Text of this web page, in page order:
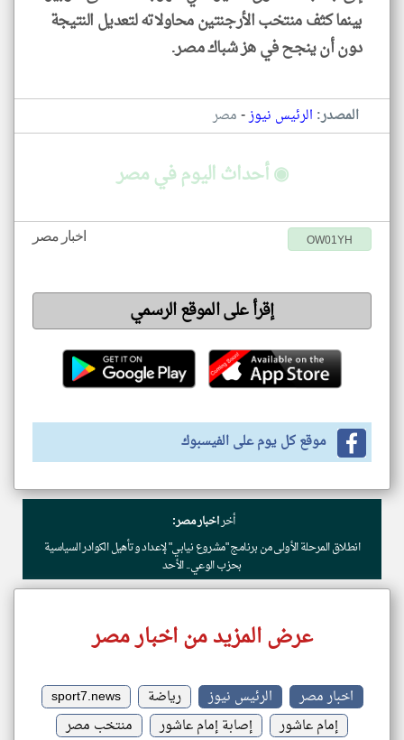
بينما كثف منتخب الأرجنتين محاولاته لتعديل النتيجة
دون أن ينجح في هز شباك مصر.
المصدر: الرئيس نيوز-مصر
◉ أحداث اليوم في مصر
اخبار مصر OW01YH
إقرأ على الموقع الرسمي
موقع كل يوم على الفيسبوك
أخراخبار مصر:
انطلاق المرحلة الأولى من برنامج "مشروع نيابي" لإعداد وتأهيل الكوادر السياسية
بحزب الوعي.. الأحد
عرض المزيد من اخبار مصر
اخبار مصر الرئيس نيوز رياضة
sport7.news
إمام عاشور
إصابة إمام عاشور
منتخب مصر